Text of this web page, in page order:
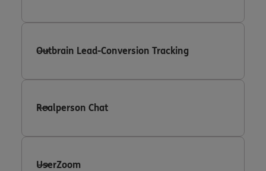
Outbrain Lead-Conversion Tracking
Realperson Chat
UserZoom